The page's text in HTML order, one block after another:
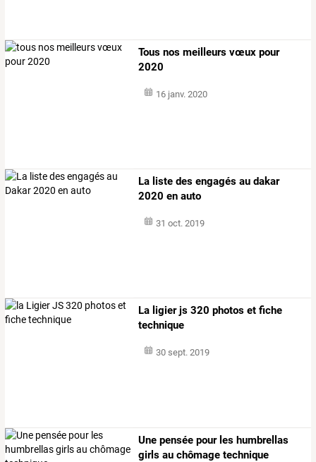
Tous nos meilleurs vœux pour
2020
16 janv. 2020
La liste des engagés au dakar
2020 en auto
31 oct. 2019
La ligier js 320 photos et fiche
technique
30 sept. 2019
Une pensée pour les humbrellas
girls au chômage technique